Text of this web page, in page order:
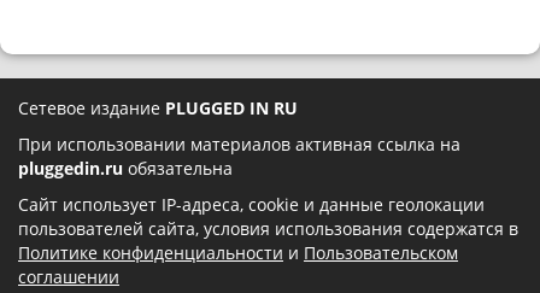
Сетевое издание PLUGGED IN RU
При использовании материалов активная ссылка на
pluggedin.ru обязательна
Сайт использует IP-адреса, cookie и данные геолокации
пользователей сайта, условия использования содержатся в
Политике конфиденциальности и Пользовательском
соглашении